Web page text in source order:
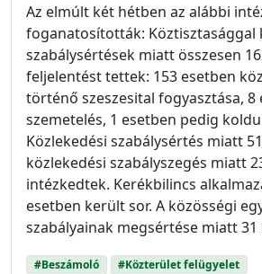
Az elmúlt két hétben az alábbi
foganatosították: Köztisztasággal
szabálysértések miatt összesen
feljelentést tettek: 153 esetben
történő szeszesital fogyasztása, 8
szemetelés, 1 esetben pedig
Közlekedési szabálysértés miatt
közlekedési szabályszegés miatt
intézkedtek. Kerékbilincs
esetben került sor. A közösségi
szabályainak megsértése miatt
#Beszámoló #Közterület felügyelet